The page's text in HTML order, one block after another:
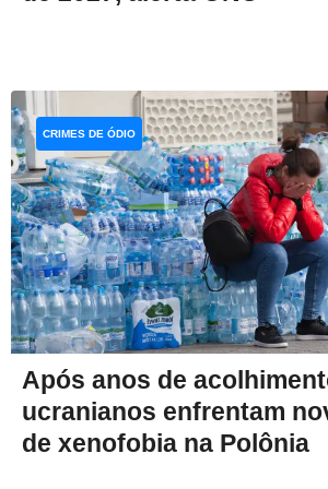
Após anos de
ucranianos enfrentam
de xenofobia na Polônia
CRIMES DE ÓDIO